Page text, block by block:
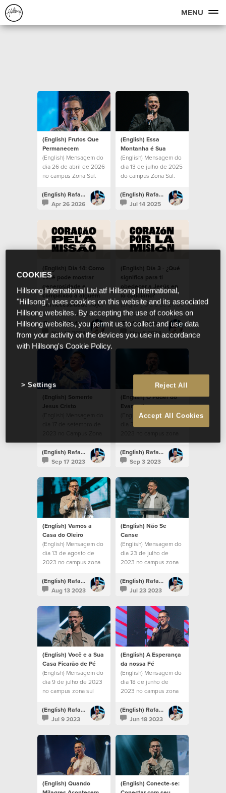
MENU
(English) Frutos Que
Permanecem
(English) Mensagem do
dia 26 de abril de 2026
no campus Zona Sul.
(English) Rafael Bitencourt
Apr 26 2026
(English) Essa
Montanha é Sua
(English) Mensagem do
dia 13 de julho de 2025
do campus Zona Sul.
(English) Rafael Bitencourt
Jul 14 2025
(English) Dia 14: Como
você pode mostrar
generosidade e
compaixão a alguém
em necessidade hoje?
(English) Cuidar dos
necessitados dentro da
comunidade.
(English) Rafael Bitencourt
Nov 17 2024
(English) Día 3 - ¿Qué
significa para ti
obedecer a Jesús en
lo cotidiano?
(English) Día 3 de 21, de
nuestros devocionales,
durante la temporada
de Corazón por la
Misión 2024.
(English) Rafael Bitencourt
Nov 6 2024
(English) Somente
Jesus Cristo
(English) Mensagem do
2023 no Campus Zona
Sul
(English) Rafael Bitencourt
Sep 17 2023
(English) O Poder do
Evangelho
(English) Mensagem do
2023 no campus zona
sul
(English) Rafael Bitencourt
Sep 3 2023
(English) Vamos a
Casa do Oleiro
(English) Mensagem do
dia 13 de agosto de
2023 no campus zona
(English) Rafael Bitencourt
Aug 13 2023
(English) Não Se
Canse
(English) Mensagem do
dia 23 de julho de
2023 no campus zona
(English) Rafael Bitencourt
Jul 23 2023
(English) Você e a Sua
Casa Ficarão de Pé
(English) Mensagem do
dia 9 de julho de 2023
no campus zona sul
(English) Rafael Bitencourt
Jul 9 2023
(English) A Esperança
da nossa Fé
(English) Mensagem do
dia 18 de junho de
2023 no campus zona
(English) Rafael Bitencourt
Jun 18 2023
(English) Quando
(English) Conecte-se:
COOKIES
Hillsong International Ltd atf Hillsong International,
"Hillsong", uses cookies on this website and its associated
Hillsong websites. By accepting the use of cookies on
Hillsong websites, you permit us to collect and use data
from your activity on the devices you use in accordance
with Hillsong's Cookie Policy.
Reject All
Accept All Cookies
Settings